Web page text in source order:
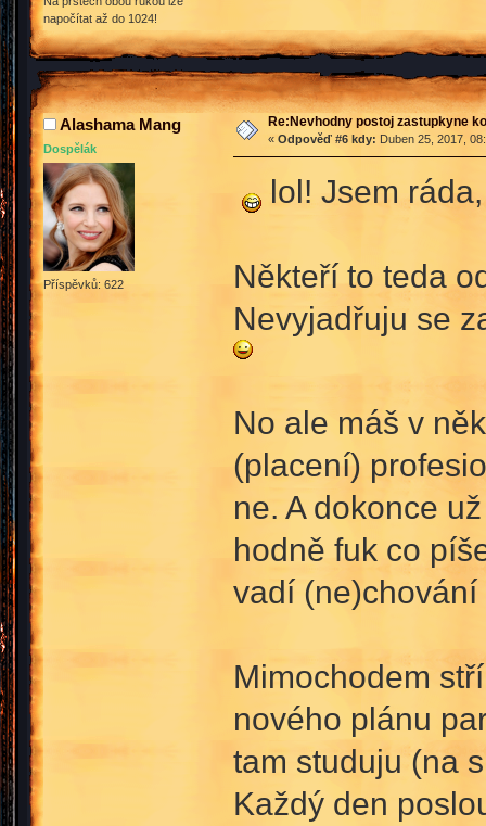
napočítat až do 1024!
Alashama Mang
Dospělák
Příspěvků: 622
Re:Nevhodny postoj zastupkyne
« Odpověď #6 kdy: Duben 25, 2017,
lol! Jsem
Někteří to teda
Nevyjadřuju se
No ale máš v
(placení)
ne. A dokonce
hodně fuk co
vadí (ne)chování
Mimochodem
nového plánu
tam studuju (na
Každý den